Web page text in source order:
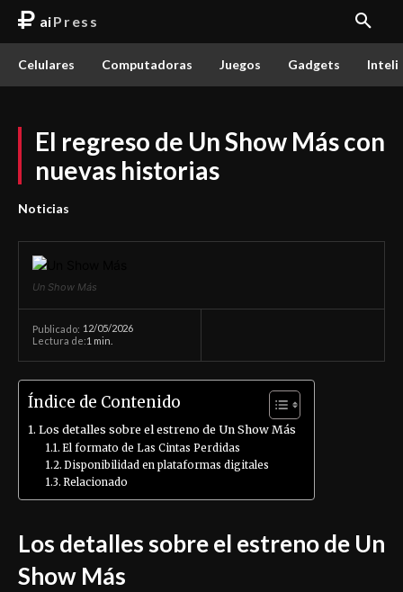
aiPress
Celulares Computadoras Juegos Gadgets
El regreso de Un Show Más con
nuevas historias
Noticias
Un Show Más
Publicado: 12/05/2026
Lectura de:1 min.
Índice de Contenido
Los detalles sobre el estreno de Un Show Más
El formato de Las Cintas Perdidas
Disponibilidad en plataformas digitales
Relacionado
Los detalles sobre el estreno de Un
Show Más